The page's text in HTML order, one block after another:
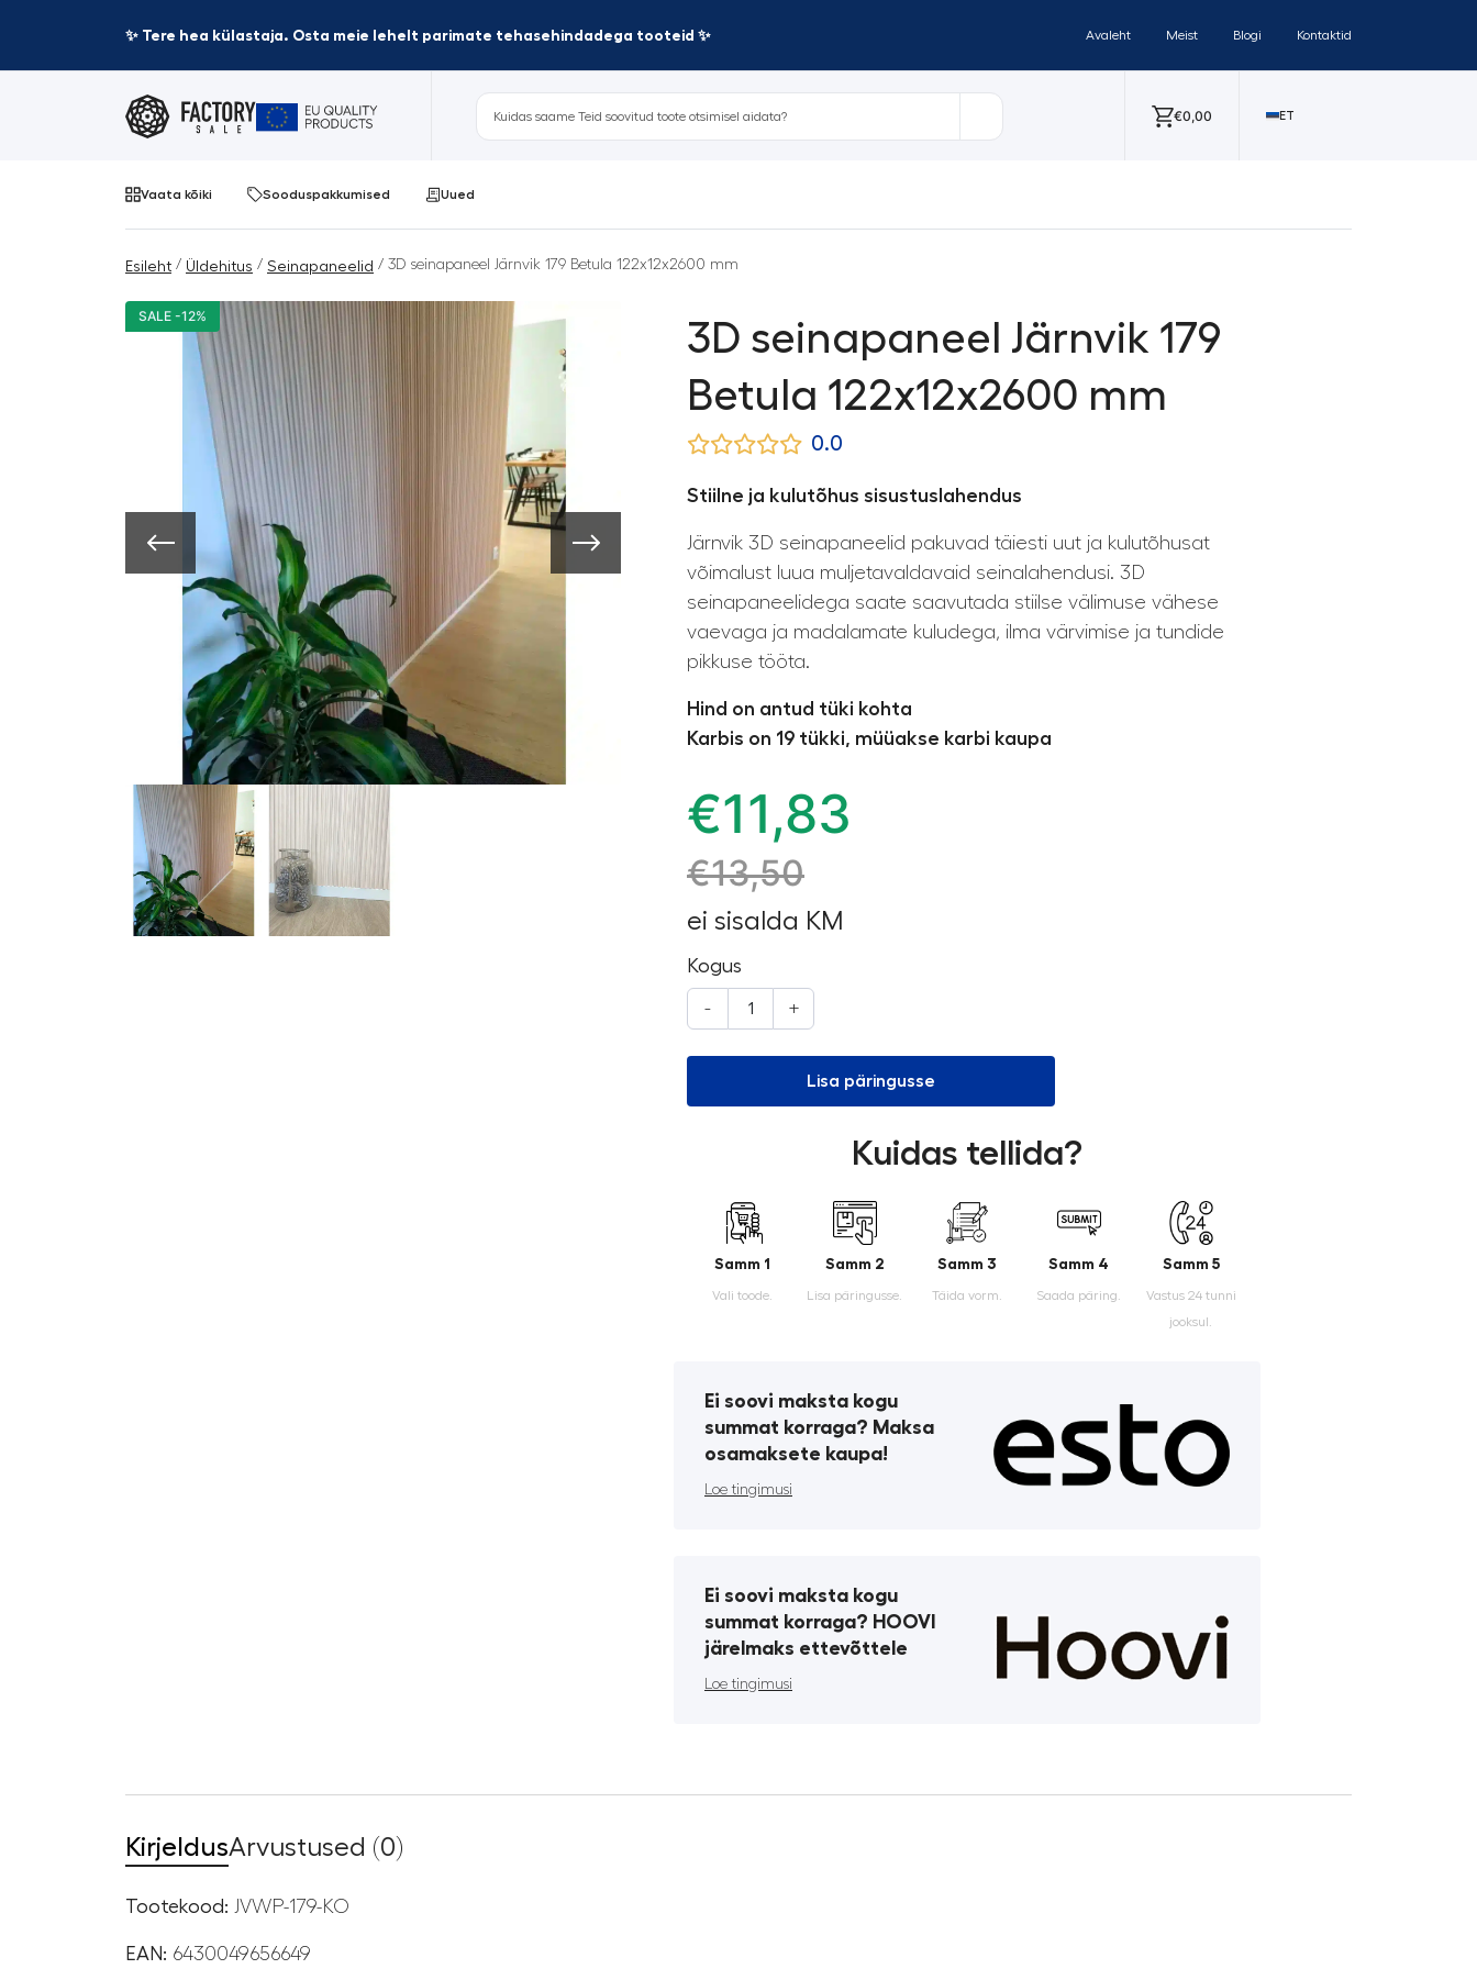
✨ Tere hea külastaja. Osta meie lehelt parimate tehasehindadega tooteid ✨ Avaleht Meist Blogi Kontaktid
€0,00 ET
Vaata kõiki Sooduspakkumised Uued
Esileht / Üldehitus / Seinapaneelid / 3D seinapaneel Järnvik 179 Betula 122x12x2600 mm
SALE -12%
3D seinapaneel Järnvik 179
Betula 122x12x2600 mm
0.0
Stiilne ja kulutõhus sisustuslahendus
Järnvik 3D seinapaneelid pakuvad täiesti uut ja kulutõhusat
võimalust luua muljetavaldavaid seinalahendusi. 3D
seinapaneelidega saate saavutada stiilse välimuse vähese
vaevaga ja madalamate kuludega, ilma värvimise ja tundide
pikkuse tööta.
Hind on antud tüki kohta
Karbis on 19 tükki, müüakse karbi kaupa
€11,83
€13,50
ei sisalda KM
Kogus
- +
Lisa päringusse
Kuidas tellida?
Samm 1
Vali toode.
Samm 2
Lisa päringusse.
Samm 3
Täida vorm.
Samm 4
Saada päring.
Samm 5
Vastus 24 tunni
jooksul.
Ei soovi maksta kogu
summat korraga? Maksa
osamaksete kaupa!
Loe tingimusi
Ei soovi maksta kogu
summat korraga? HOOVI
järelmaks ettevõttele
Loe tingimusi
KirjeldusArvustused (0)
Tootekood: JVWP-179-KO
EAN: 6430049656649